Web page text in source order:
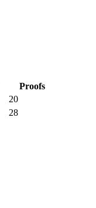
Proofs
20
28